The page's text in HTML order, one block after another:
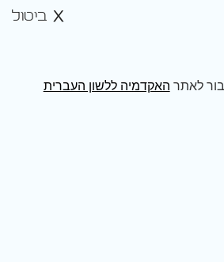
ביטול
לאתר האקדמיה ללשון העברית